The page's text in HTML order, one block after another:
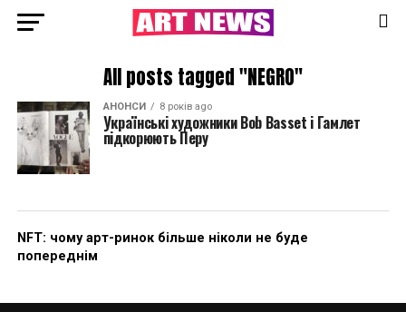
All posts tagged "NEGRO"
АНОНСИ 8 років ago
Українські художники Bob Basset і Гамлет
підкорюють Перу
NFT: чому арт-ринок більше ніколи не буде
попереднім